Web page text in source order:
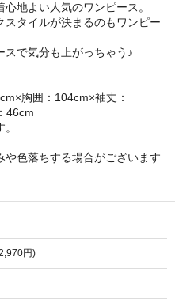
地よい人気のワンピース。
タイルが決まるのもワンピー
スで気分も上がっちゃう♪
胸囲：104cm×袖丈：
46cm
色落ちする場合がございます
円)